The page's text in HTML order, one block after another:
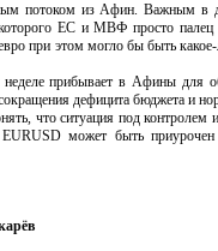
потоком из Афин. Важным в
ЕС и МВФ просто палец
при этом могло бы быть
прибывает в Афины для
дефицита бюджета и
что ситуация под контролем
EURUSD может быть